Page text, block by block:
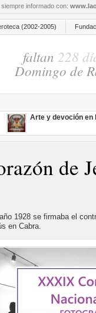
informado con:
(2002-2005)
faltan 228
Domingo de
Arte y devoción en
de
1928 se firmaba el
en Cabra.